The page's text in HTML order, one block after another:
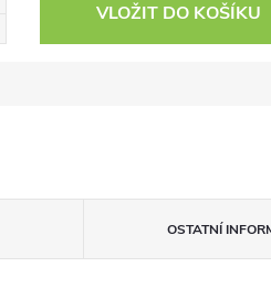
VLOŽIT DO KOŠÍKU
OSTATNÍ